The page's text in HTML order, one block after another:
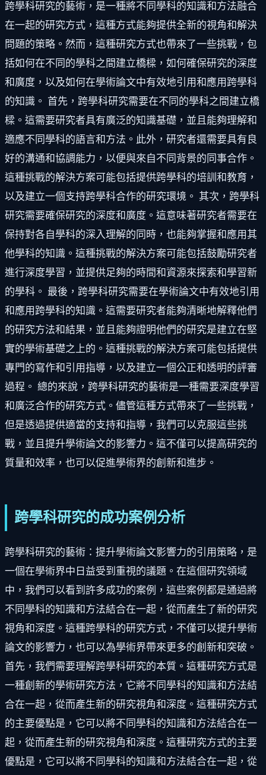
跨學科研究的藝術，是一種將不同學科的知識和方法融合
在一起的研究方式，這種方式能夠提供全新的視角和解決
問題的策略。然而，這種研究方式也帶來了一些挑戰，包
括如何在不同的學科之間建立橋樑，如何確保研究的深度
和廣度，以及如何在學術論文中有效地引用和應用跨學科
的知識。 首先，跨學科研究需要在不同的學科之間建立橋
樑。這需要研究者具有廣泛的知識基礎，並且能夠理解和
適應不同學科的語言和方法。此外，研究者還需要具有良
好的溝通和協調能力，以便與來自不同背景的同事合作。
這種挑戰的解決方案可能包括提供跨學科的培訓和教育，
以及建立一個支持跨學科合作的研究環境。 其次，跨學科
研究需要確保研究的深度和廣度。這意味著研究者需要在
保持對各自學科的深入理解的同時，也能夠掌握和應用其
他學科的知識。這種挑戰的解決方案可能包括鼓勵研究者
進行深度學習，並提供足夠的時間和資源來探索和學習新
的學科。 最後，跨學科研究需要在學術論文中有效地引用
和應用跨學科的知識。這需要研究者能夠清晰地解釋他們
的研究方法和結果，並且能夠證明他們的研究是建立在堅
實的學術基礎之上的。這種挑戰的解決方案可能包括提供
專門的寫作和引用指導，以及建立一個公正和透明的評審
過程。 總的來說，跨學科研究的藝術是一種需要深度學習
和廣泛合作的研究方式。儘管這種方式帶來了一些挑戰，
但是透過提供適當的支持和指導，我們可以克服這些挑
戰，並且提升學術論文的影響力。這不僅可以提高研究的
質量和效率，也可以促進學術界的創新和進步。
跨學科研究的成功案例分析
跨學科研究的藝術：提升學術論文影響力的引用策略，是
一個在學術界中日益受到重視的議題。在這個研究領域
中，我們可以看到許多成功的案例，這些案例都是通過將
不同學科的知識和方法結合在一起，從而產生了新的研究
視角和深度。這種跨學科的研究方式，不僅可以提升學術
論文的影響力，也可以為學術界帶來更多的創新和突破。
首先，我們需要理解跨學科研究的本質。這種研究方式是
一種創新的學術研究方法，它將不同學科的知識和方法結
合在一起，從而產生新的研究視角和深度。這種研究方式
的主要優點是，它可以將不同學科的知識和方法結合在一
起，從而產生新的研究視角和深度。這種研究方式的主要
優點是，它可以將不同學科的知識和方法結合在一起，從